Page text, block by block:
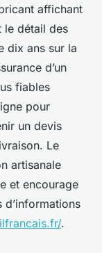
affichant
le détail des
dix ans sur la
d’un
fiables
pour
un devis
Le
artisanale
et encourage
d’informations
.